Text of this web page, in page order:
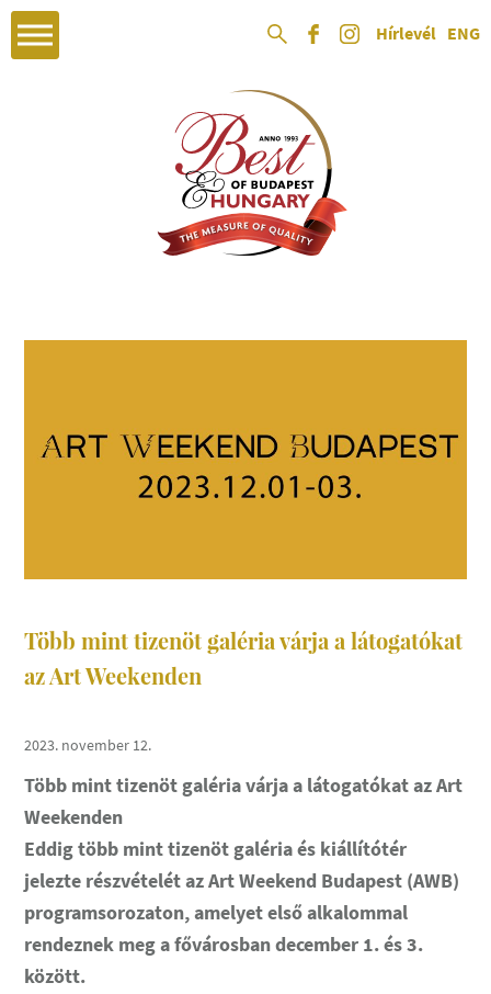
Hírlevél ENG
Több mint tizenöt galéria várja a látogatókat
az Art Weekenden
2023. november 12.
Több mint tizenöt galéria várja a látogatókat az Art
Weekenden
Eddig több mint tizenöt galéria és kiállítótér
jelezte részvételét az Art Weekend Budapest (AWB)
programsorozaton, amelyet első alkalommal
rendeznek meg a fővárosban december 1. és 3.
között.